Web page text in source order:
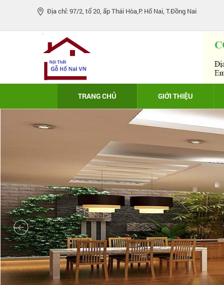
Địa chỉ: 97/2, tổ 20, ấp Thái Hòa,P. Hố Nai, T.Đồng Nai
TRANG CHỦ GIỚI THIỆU